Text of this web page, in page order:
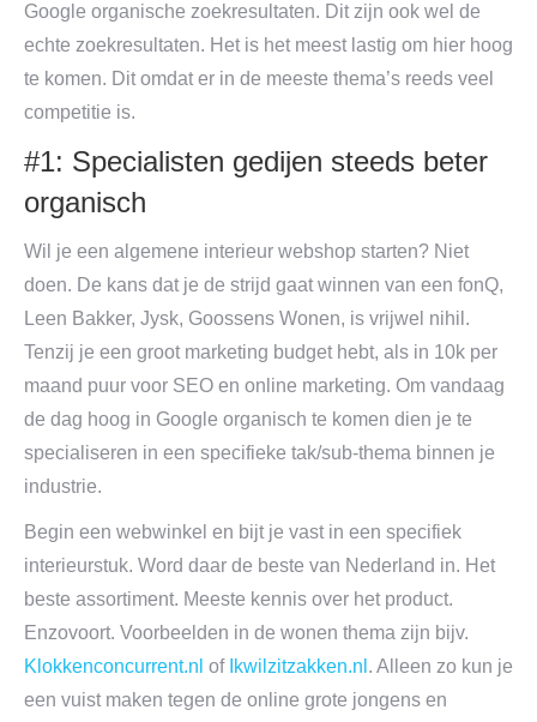
Google organische zoekresultaten. Dit zijn ook wel de
echte zoekresultaten. Het is het meest lastig om hier hoog
te komen. Dit omdat er in de meeste thema’s reeds veel
competitie is.
#1: Specialisten gedijen steeds beter
organisch
Wil je een algemene interieur webshop starten? Niet
doen. De kans dat je de strijd gaat winnen van een fonQ,
Leen Bakker, Jysk, Goossens Wonen, is vrijwel nihil.
Tenzij je een groot marketing budget hebt, als in 10k per
maand puur voor SEO en online marketing. Om vandaag
de dag hoog in Google organisch te komen dien je te
specialiseren in een specifieke tak/sub-thema binnen je
industrie.
Begin een webwinkel en bijt je vast in een specifiek
interieurstuk. Word daar de beste van Nederland in. Het
beste assortiment. Meeste kennis over het product.
Enzovoort. Voorbeelden in de wonen thema zijn bijv.
Klokkenconcurrent.nl of Ikwilzitzakken.nl . Alleen zo kun je
een vuist maken tegen de online grote jongens en